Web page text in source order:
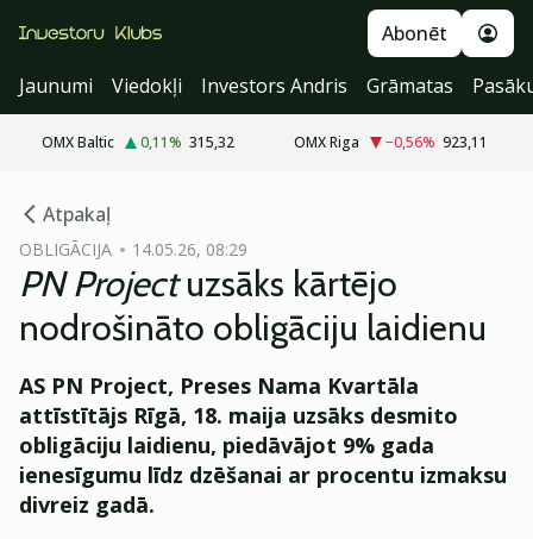
Abonēt
Jaunumi
Viedokļi Investors Andris Grāmatas
OMX Baltic 0,11% 315,32 OMX Riga −0,56% 923,11
Atpakaļ
OBLIGĀCIJA 14.05.26, 08:29
PN Projectuzsāks kārtējo
nodrošināto obligāciju laidienu
AS PN Project, Preses Nama Kvartāla
attīstītājs Rīgā, 18. maija uzsāks desmito
obligāciju laidienu, piedāvājot 9% gada
ienesīgumu līdz dzēšanai ar procentu izmaksu
divreiz gadā.